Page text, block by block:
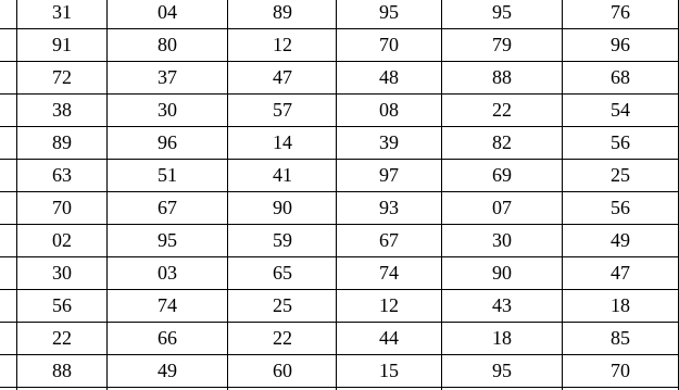
31 04 89 95 95
76
91 80 12 70 79
96
72 37 47 48 88
68
38 30 57 08 22
54
89 96 14 39 82
56
63 51 41 97 69
25
70 67 90 93 07
56
02 95 59 67 30
49
30 03 65 74 90
47
56 74 25 12 43
18
22 66 22 44 18
85
88 49 60 15 95
70